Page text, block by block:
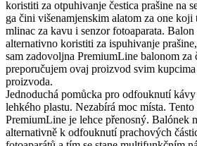
koristiti za otpuhivanje čestica prašine na
ga čini višenamjenskim alatom za one
mlinac za kavu i senzor fotoaparata. Balon
alternativno koristiti za ispuhivanje
sam zadovoljna PremiumLine balonom za
preporučujem ovaj proizvod svim
proizvoda.
Jednoduchá pomůcka pro odfouknutí
lehkého plastu. Nezabírá moc místa.
PremiumLine je lehce přenosný. Balónek
alternativně k odfouknutí prachových